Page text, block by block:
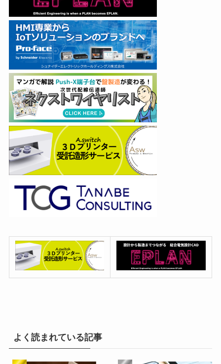
よく読まれている記事